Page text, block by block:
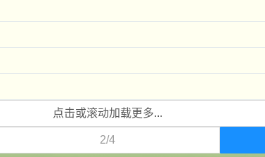
点击或滚动加载更多...
2/4